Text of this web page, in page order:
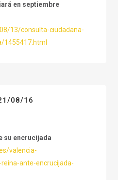
en septiembre
13/consulta-ciudadana-
1455417.html
08/16
su encrucijada
valencia-
ante-encrucijada-